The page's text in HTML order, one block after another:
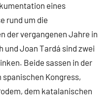
eines
rund um die
der vergangenen Jahre in
und Joan Tardá sind zwei
Beide sassen in der
Kongress,
dem katalanischen